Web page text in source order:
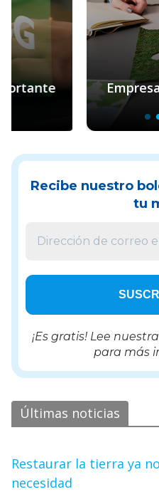
Empresas y
Recibe nuestro
tu
¡Es gratis! Lee nuestra
para más
Últimas noticias
Restaurar la tierra ya
necesidad